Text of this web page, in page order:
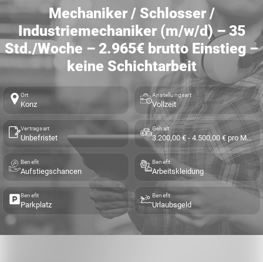
Mechaniker / Schlosser /
Industriemechaniker (m/w/d) – 35
Std./Woche – 2.965€ brutto Einstieg –
keine Schichtarbeit
Ort
Konz
Anstellungsart
Vollzeit
Vertragsart
Unbefristet
Gehalt
3.200,00 € - 4.500,00 € pro Monat
Benefit
Aufstiegschancen
Benefit
Arbeitskleidung
Benefit
Parkplatz
Benefit
Urlaubsgeld